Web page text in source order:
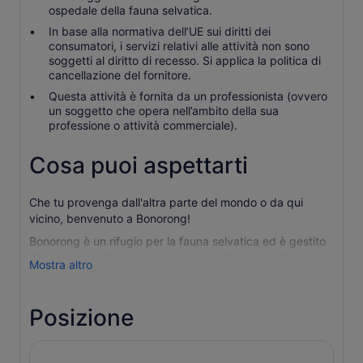
ospedale della fauna selvatica.
In base alla normativa dell’UE sui diritti dei
consumatori, i servizi relativi alle attività non sono
soggetti al diritto di recesso. Si applica la politica di
cancellazione del fornitore.
Questa attività è fornita da un professionista (ovvero
un soggetto che opera nell’ambito della sua
professione o attività commerciale).
Cosa puoi aspettarti
Che tu provenga dall'altra parte del mondo o da qui
vicino, benvenuto a Bonorong!
Bonorong è un rifugio per la fauna selvatica ed è gestito
idee. Siamo un'impresa sociale: una piccola attività dal
salvataggio della fauna selvatica 24 ore su 24 della
Tasmania, che ogni anno porta aiuti a migliaia di animali
Mostra altro
Posizione